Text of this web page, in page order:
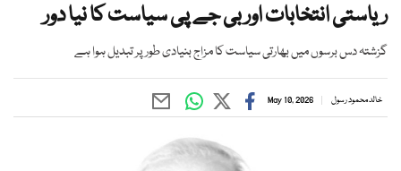
ریاستی انتخابات اور بی جے پی سیاست کا نیا دور
گزشتہ دس برسوں میں بھارتی سیاست کا مزاج بنیادی طور پر تبدیل ہوا ہے
خالد محمود رسول May 10, 2026